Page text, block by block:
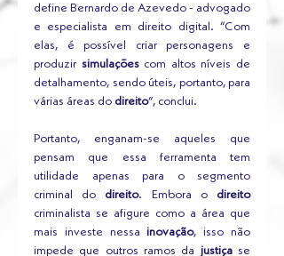
define Bernardo de Azevedo - advogado
e especialista em direito digital. “Com
elas, é possível criar personagens e
produzir simulações com altos níveis de
detalhamento, sendo úteis, portanto, para
várias áreas do direito”, conclui.
Portanto, enganam-se aqueles que
pensam que essa ferramenta tem
utilidade apenas para o segmento
criminal do direito. Embora o direito
criminalista se afigure como a área que
mais investe nessa inovação, isso não
impede que outros ramos da justiça se